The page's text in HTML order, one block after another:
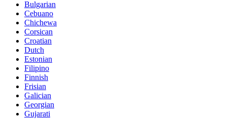
Bulgarian
Cebuano
Chichewa
Corsican
Croatian
Dutch
Estonian
Filipino
Finnish
Frisian
Galician
Georgian
Gujarati